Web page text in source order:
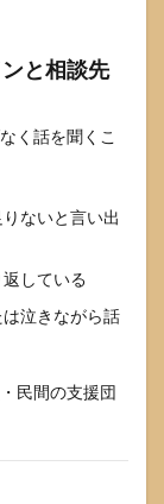
と相談先
く話を聞くこ
ないと言い出
している
泣きながら話
民間の支援団